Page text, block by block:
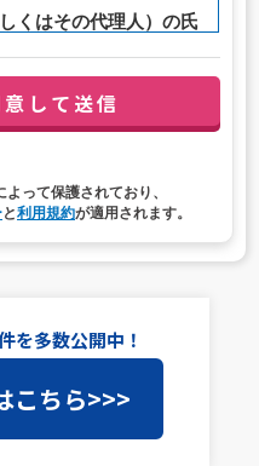
くはその代理人）の氏
の連絡を含む）のため
の範囲に限って個人情報
。この場合、個人情報保
人情報の適正管理・機密
切な管理を実施させま
って保護されており、
と利用規約が適用されます。
を多数公開中！
こちら>>>